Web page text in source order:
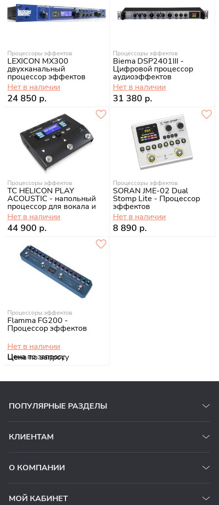
Процессоры эффектов
LEXICON MX300
двухканальный
процессор эффектов
Нет в наличии
24 850 р.
Процессоры эффектов
Biema DSP2401III -
Цифровой процессор
аудиоэффектов
Нет в наличии
31 380 р.
Процессоры эффектов
TC HELICON PLAY
ACOUSTIC - напольный
процессор для вокала и
акустической гитары
Нет в наличии
44 900 р.
Процессоры эффектов
SORAN JME-02 Dual
Stomp Lite - Процессор
эффектов
Нет в наличии
8 890 р.
Процессоры эффектов
Flamma FG200 -
Процессор эффектов
Нет в наличии
Цена по запросу
ПОПУЛЯРНЫЕ РАЗДЕЛЫ
КЛИЕНТАМ
О КОМПАНИИ
МОЙ КАБИНЕТ